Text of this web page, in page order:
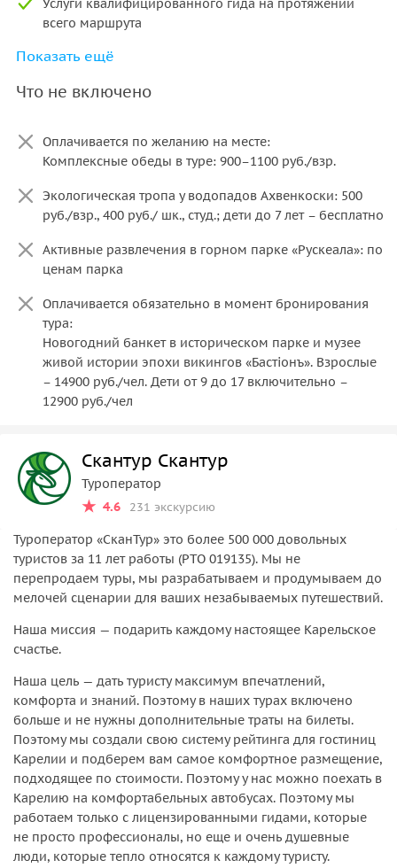
Услуги квалифицированного гида на протяжении
всего маршрута
Посещение музея северных народов
Посещение магазина форелевого хозяйства
Посещение минерального центра карельского
Входные билеты в экопарк «Долина водопадов»
Входные билеты в парк «Рускеала»
горному парку «Рускеала» с лицензированным гидом
парка
Авторская экскурсия «Подъем на гору Паасо»
Обзорная экскурсия по городу Сортавала
Авторская экскурсия «Загадки парка «Ваккосалми»
Авторская экскурсия по музею под открытым небом
«Северная Фиваида»
Экскурсия по музею «У Мастера»
Показать ещё
Что не включено
Оплачивается по желанию на месте:
Комплексные обеды в туре: 900–1100 руб./взр.
Экологическая тропа у водопадов Ахвенкоски: 500
руб./взр., 400 руб./ шк., студ.; дети до 7 лет – бесплатно
Активные развлечения в горном парке «Рускеала»: по
ценам парка
Оплачивается обязательно в момент бронирования
тура:
Новогодний банкет в историческом парке и музее
живой истории эпохи викингов «Бастiонъ». Взрослые
– 14900 руб./чел. Дети от 9 до 17 включительно –
12900 руб./чел
Скантур Скантур
Туроператор
4.6
231 экскурсию
Туроператор «‎СканТур»‎ это более 500 000 довольных
туристов за 11 лет работы (РТО 019135). Мы не
перепродаем туры, мы разрабатываем и продумываем до
мелочей сценарии для ваших незабываемых путешествий.
Наша миссия — подарить каждому настоящее Карельское
счастье.
Наша цель — дать туристу максимум впечатлений,
комфорта и знаний. Поэтому в наших турах включено
больше и не нужны дополнительные траты на билеты.
Поэтому мы создали свою систему рейтинга для гостиниц
Карелии и подберем вам самое комфортное размещение,
подходящее по стоимости. Поэтому у нас можно поехать в
Карелию на комфортабельных автобусах. Поэтому мы
работаем только с лицензированными гидами, которые
не просто профессионалы, но еще и очень душевные
люди, которые тепло относятся к каждому туристу.